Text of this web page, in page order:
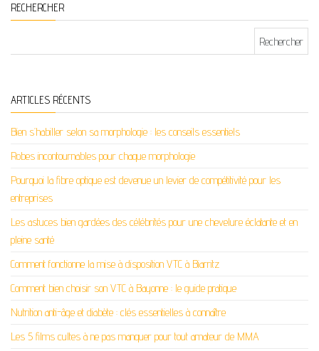
RECHERCHER
ARTICLES RÉCENTS
Bien s’habiller selon sa morphologie : les conseils essentiels
Robes incontournables pour chaque morphologie
Pourquoi la fibre optique est devenue un levier de compétitivité pour les
entreprises
Les astuces bien gardées des célébrités pour une chevelure éclatante et en
pleine santé
Comment fonctionne la mise à disposition VTC à Biarritz
Comment bien choisir son VTC à Bayonne : le guide pratique
Nutrition anti-âge et diabète : clés essentielles à connaître
Les 5 films cultes à ne pas manquer pour tout amateur de MMA